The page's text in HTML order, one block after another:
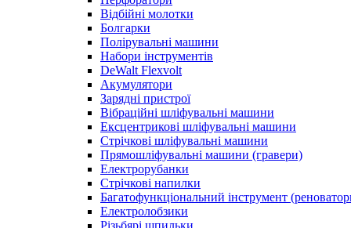
Відбійні молотки
Болгарки
Полірувальні машини
Набори інструментів
DeWalt Flexvolt
Акумулятори
Зарядні пристрої
Вібраційні шліфувальні машини
Ексцентрикові шліфувальні машини
Стрічкові шліфувальні машини
Прямошліфувальні машини (гравери)
Електрорубанки
Стрічкові напилки
Багатофункціональний інструмент
Електролобзики
Різьбярі шпильки